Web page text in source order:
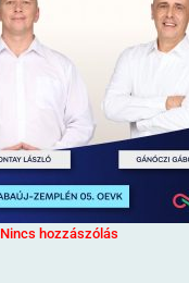
Nincs hozzászólás